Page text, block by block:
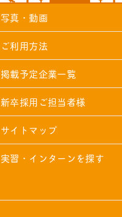
写真・動画
ご利用方法
掲載予定企業一覧
新卒採用ご担当者様
サイトマップ
実習・インターンを探す